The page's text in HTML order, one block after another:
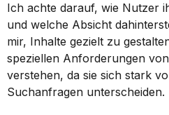
Ich achte darauf, wie Nutzer
und welche Absicht
mir, Inhalte gezielt zu
speziellen Anforderungen
verstehen, da sie sich stark
Suchanfragen unterscheiden.